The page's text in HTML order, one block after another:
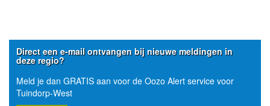
Direct een e-mail ontvangen bij nieuwe meldingen in
deze regio?
Meld je dan GRATIS aan voor de Oozo Alert service voor
Tuindorp-West